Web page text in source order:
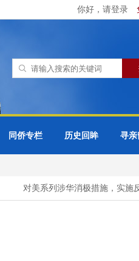
你好，请登录
同侨专栏 历史回眸 寻
对美系列涉华消极措施，实施反